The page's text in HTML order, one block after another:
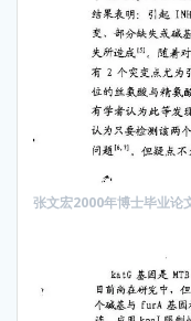
张文宏2000年博士毕业论